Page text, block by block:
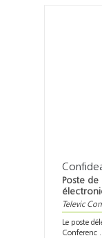
Poste
Televic
Le poste
Conferenc